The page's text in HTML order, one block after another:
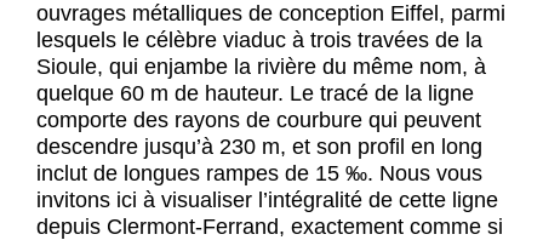
ouvrages métalliques de conception Eiffel, parmi
lesquels le célèbre viaduc à trois travées de la
Sioule, qui enjambe la rivière du même nom, à
quelque 60 m de hauteur. Le tracé de la ligne
comporte des rayons de courbure qui peuvent
descendre jusqu’à 230 m, et son profil en long
inclut de longues rampes de 15 ‰. Nous vous
invitons ici à visualiser l’intégralité de cette ligne
depuis Clermont-Ferrand, exactement comme si